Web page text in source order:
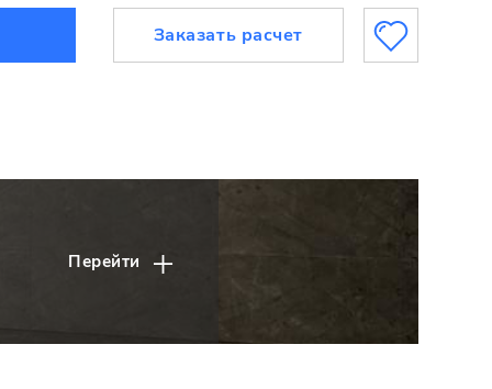
Заказать расчет
Перейти